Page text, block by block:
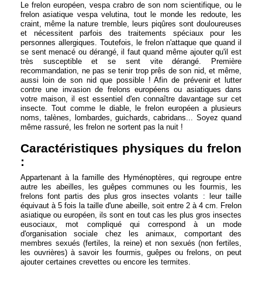
Le frelon européen, vespa crabro de son nom scientifique, ou le
frelon asiatique vespa velutina, tout le monde les redoute, les
craint, même la nature tremble, leurs piqûres sont douloureuses
et nécessitent parfois des traitements spéciaux pour les
personnes allergiques. Toutefois, le frelon n'attaque que quand il
se sent menacé ou dérangé, il faut quand même ajouter qu'il est
très susceptible et se sent vite dérangé. Première
recommandation, ne pas se tenir trop prês de son nid, et même,
aussi loin de son nid que possible ! Afin de prévenir et lutter
contre une invasion de frelons européens ou asiatiques dans
votre maison, il est essentiel d'en connaître davantage sur cet
insecte. Tout comme le diable, le frelon européen a plusieurs
noms, talènes, lombardes, guichards, cabridans... Soyez quand
même rassuré, les frelon ne sortent pas la nuit !
Caractéristiques physiques du frelon
:
Appartenant à la famille des Hyménoptères, qui regroupe entre
autre les abeilles, les guêpes communes ou les fourmis, les
frelons font partis des plus gros insectes volants : leur taille
équivaut à 5 fois la taille d'une abeille, soit entre 2 à 4 cm. Frelon
asiatique ou européen, ils sont en tout cas les plus gros insectes
eusociaux, mot compliqué qui correspond à un mode
d'organisation sociale chez les animaux, comportant des
membres sexués (fertiles, la reine) et non sexués (non fertiles,
les ouvrières) à savoir les fourmis, guêpes ou frelons, on peut
ajouter certaines crevettes ou encore les termites.